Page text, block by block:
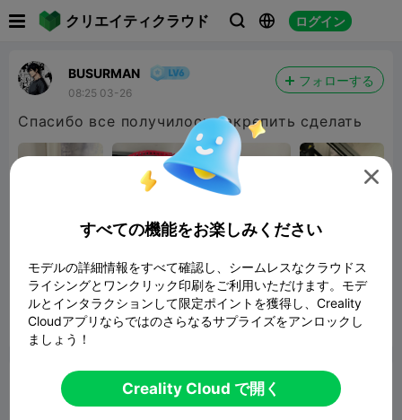
クリエイティクラウド   ログイン
BUSURMAN
08:25 03-26
フォローする
Спасибо все получилось закрепить сделать
Creality K1 SE channel cable chain by
pit236 and ATAMAN1
56.64MB 関連3Dモデル
報告 
コメント

すべての機能をお楽しみください
モデルの詳細情報をすべて確認し、シームレスなクラウドス
ライシングとワンクリック印刷をご利用いただけます。モデ
ルとインタラクションして限定ポイントを獲得し、Creality
Cloudアプリならではのさらなるサプライズをアンロックし
ましょう！
Creality Cloud で開く